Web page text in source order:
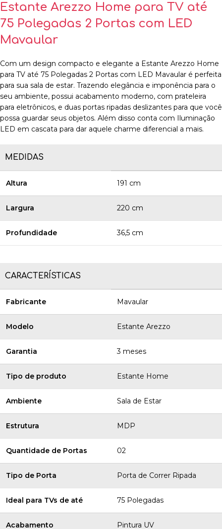
Estante Arezzo Home para TV até
75 Polegadas 2 Portas com LED
Mavaular
Com um design compacto e elegante a Estante Arezzo Home
para TV até 75 Polegadas 2 Portas com LED Mavaular é perfeita
para sua sala de estar. Trazendo elegância e imponência para o
seu ambiente, possui acabamento moderno, com prateleira
para eletrônicos, e duas portas ripadas deslizantes para que você
possa guardar seus objetos. Além disso conta com Iluminação
LED em cascata para dar aquele charme diferencial a mais.
MEDIDAS
Altura 191 cm
Largura 220 cm
Profundidade 36,5 cm
CARACTERÍSTICAS
Fabricante Mavaular
Modelo Estante Arezzo
Garantia 3 meses
Tipo de produto Estante Home
Ambiente Sala de Estar
Estrutura MDP
Quantidade de Portas 02
Tipo de Porta Porta de Correr Ripada
Ideal para TVs de até 75 Polegadas
Acabamento Pintura UV